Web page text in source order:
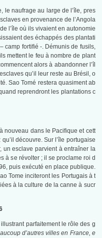
le naufrage au large de l’île, pres
en provenance de l’Angola
l’île où ils vivaient en autonomie
des échappés des plantati
–camp fortifié -. Démunis de fusils,
mettent le feu à nombre de plant
alors à abandonner l’îl
qu’il leur reste au Brésil, o
Sao Tomé restera quasiment ab
reprendront les plantations c
nouveau dans le Pacifique et cett
découvre. Sur l’île portugaise
un esclave parvient à entraîner la
à se révolter ; il se proclame roi d
puis exécuté en place publique.
Tome inciteront les Portugais à t
à la culture de la canne à sucr
parfaitement le rôle des g
d’autres villes en France, e